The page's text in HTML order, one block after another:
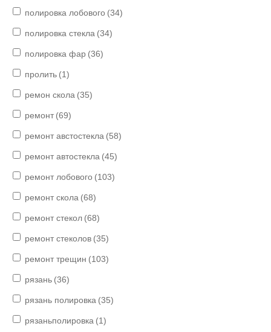
полировка лобового (34)
полировка стекла (34)
полировка фар (36)
пролить (1)
ремон скола (35)
ремонт (69)
ремонт австостекла (58)
ремонт автостекла (45)
ремонт лобового (103)
ремонт скола (68)
ремонт стекол (68)
ремонт стеколов (35)
ремонт трещин (103)
рязань (36)
рязань полировка (35)
рязаньполировка (1)